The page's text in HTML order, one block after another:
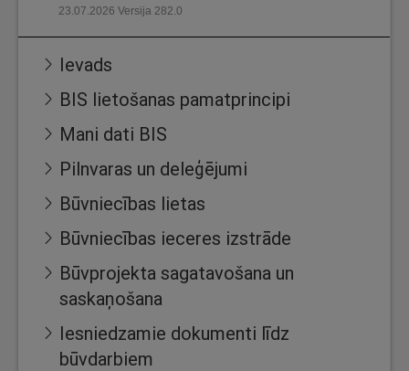
23.07.2026 Versija 282.0
Ievads
BIS lietošanas pamatprincipi
Mani dati BIS
Pilnvaras un deleģējumi
Būvniecības lietas
Būvniecības ieceres izstrāde
Būvprojekta sagatavošana un
saskaņošana
Iesniedzamie dokumenti līdz
būvdarbiem